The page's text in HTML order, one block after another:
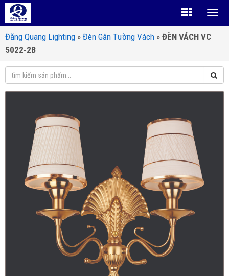
Đăng Quang Lighting » Đèn Gắn Tường Vách » ĐÈN VÁCH VC
5022-2B